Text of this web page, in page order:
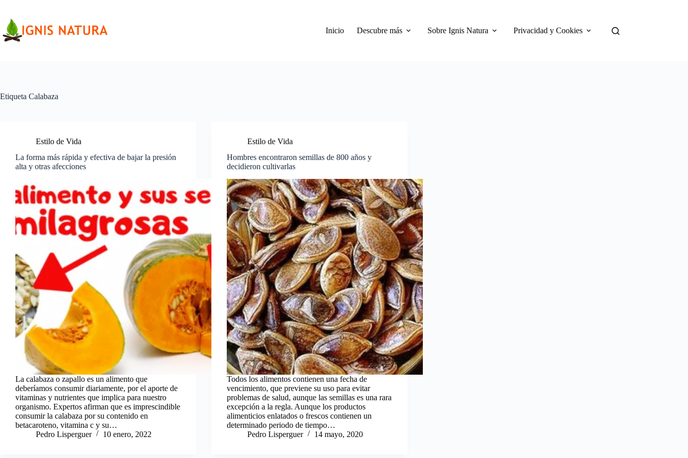
contenido
Inicio
Descubre más Sobre Ignis Natura Privacidad y Cookies
Etiqueta Calabaza
Estilo de Vida
La forma más rápida y efectiva de bajar la presión
alta y otras afecciones
La calabaza o zapallo es un alimento que
deberíamos consumir diariamente, por el aporte de
vitaminas y nutrientes que implica para nuestro
organismo. Expertos afirman que es imprescindible
consumir la calabaza por su contenido en
betacaroteno, vitamina c y su…
Pedro Lisperguer
10 enero, 2022
Estilo de Vida
Hombres encontraron semillas de 800 años y
decidieron cultivarlas
Todos los alimentos contienen una fecha de
vencimiento, que previene su uso para evitar
problemas de salud, aunque las semillas es una rara
excepción a la regla. Aunque los productos
alimenticios enlatados o frescos contienen un
determinado periodo de tiempo…
Pedro Lisperguer
14 mayo, 2020